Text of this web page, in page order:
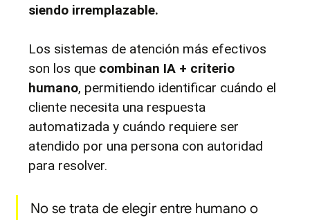
siendo irremplazable.
Los sistemas de atención más efectivos
son los que combinan IA + criterio
humano, permitiendo identificar cuándo el
cliente necesita una respuesta
automatizada y cuándo requiere ser
atendido por una persona con autoridad
para resolver.
No se trata de elegir entre humano o